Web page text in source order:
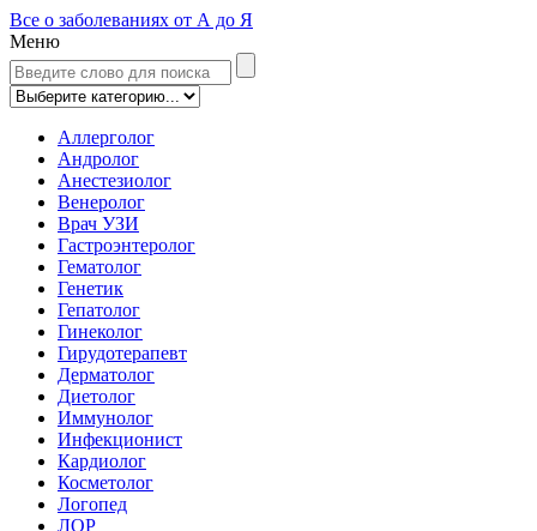
Все о заболеваниях от А до Я
Меню
Аллерголог
Андролог
Анестезиолог
Венеролог
Врач УЗИ
Гастроэнтеролог
Гематолог
Генетик
Гепатолог
Гинеколог
Гирудотерапевт
Дерматолог
Диетолог
Иммунолог
Инфекционист
Кардиолог
Косметолог
Логопед
ЛОР